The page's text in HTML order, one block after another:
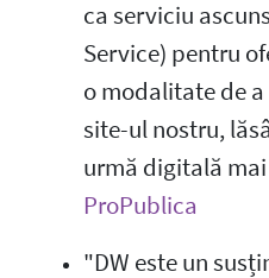
ca serviciu
Service) pentru
o modalitate de
site-ul nostru,
urmă digitală mai
ProPublica
"DW este un